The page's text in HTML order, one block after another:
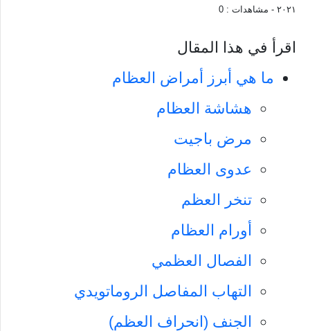
٢٠٢١ - مشاهدات : 0
اقرأ في هذا المقال
ما هي أبرز أمراض العظام
هشاشة العظام
مرض باجيت
عدوى العظام
تنخر العظم
أورام العظام
الفصال العظمي
التهاب المفاصل الروماتويدي
الجنف (انحراف العظم)